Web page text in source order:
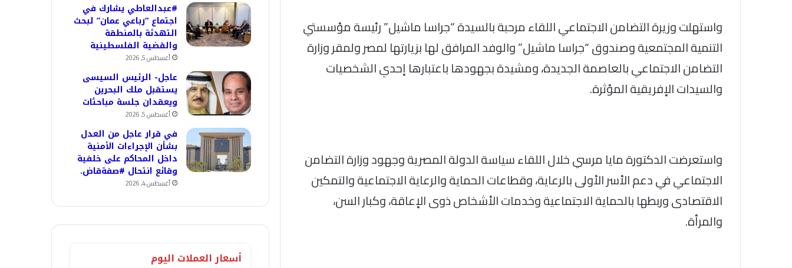
واستهلت وزيرة التضامن الاجتماعي اللقاء مرحبة بالسيدة “جراسا ماشيل” رئيسة مؤسستي
التنمية المجتمعية وصندوق “جراسا ماشيل” والوفد المرافق لها بزيارتها لمصر ولمقر وزارة
التضامن الاجتماعي بالعاصمة الجديدة، ومشيدة بجهودها باعتبارها إحدي الشخصيات
والسيدات الإفريقية المؤثرة.
واستعرضت الدكتورة مايا مرسي خلال اللقاء سياسة الدولة المصرية وجهود وزارة التضامن
الاجتماعي في دعم الأسر الأولى بالرعاية، وقطاعات الحماية والرعاية الاجتماعية والتمكين
الاقتصادى وربطها بالحماية الاجتماعية وخدمات الأشخاص ذوى الإعاقة، وكبار السن،
والمرأة.
#عبدالعاطي يشارك في
اجتماع “رباعي عمان” لبحث
التهدئة بالمنطقة
والقضية الفلسطينية
أغسطس 5, 2026
عاجل- الرئيس السيسى
يستقبل ملك البحرين
ويعقدان جلسة مباحثات
أغسطس 5, 2026
في قرار عاجل من العدل
بشأن الإجراءات الأمنية
داخل المحاكم على خلفية
وقائع انتحال #صفةقاض.
أغسطس 4, 2026
أسعار العملات اليوم